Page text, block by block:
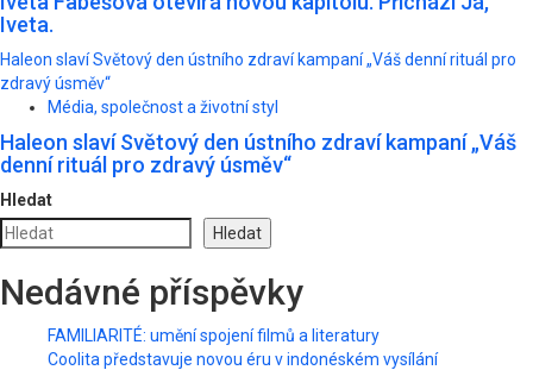
Iveta.
Haleon slaví Světový den ústního zdraví kampaní „Váš denní rituál pro
zdravý úsměv“
Média, společnost a životní styl
Haleon slaví Světový den ústního zdraví kampaní „Váš
denní rituál pro zdravý úsměv“
Hledat
Hledat
Nedávné příspěvky
FAMILIARITÉ: umění spojení filmů a literatury
Coolita představuje novou éru v indonéském vysílání